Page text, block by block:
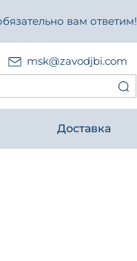
вам ответим!
msk@zavodjbi.com
Доставка